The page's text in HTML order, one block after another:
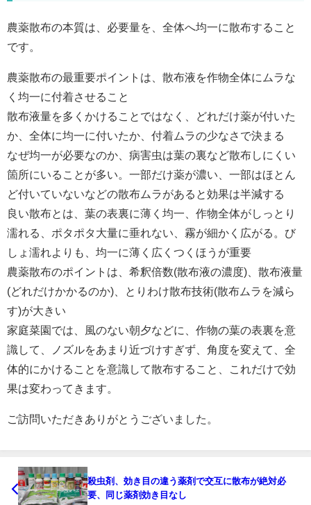
農薬散布の本質は、必要量を、全体へ均一に散布すること
です。
農薬散布の最重要ポイントは、散布液を作物全体にムラな
く均一に付着させること
散布液量を多くかけることではなく、どれだけ薬が付いた
か、全体に均一に付いたか、付着ムラの少なさで決まる
なぜ均一が必要なのか、病害虫は葉の裏など散布しにくい
箇所にいることが多い。一部だけ薬が濃い、一部はほとん
ど付いていないなどの散布ムラがあると効果は半減する
良い散布とは、葉の表裏に薄く均一、作物全体がしっとり
濡れる、ポタポタ大量に垂れない、霧が細かく広がる。び
しょ濡れよりも、均一に薄く広くつくほうが重要
農薬散布のポイントは、希釈倍数(散布液の濃度)、散布液量
(どれだけかかるのか)、とりわけ散布技術(散布ムラを減ら
す)が大きい
家庭菜園では、風のない朝夕などに、作物の葉の表裏を意
識して、ノズルをあまり近づけすぎず、角度を変えて、全
体的にかけることを意識して散布すること、これだけで効
果は変わってきます。
ご訪問いただきありがとうございました。
殺虫剤、効き目の違う薬剤で交互に散布が絶対必
要、同じ薬剤効き目なし